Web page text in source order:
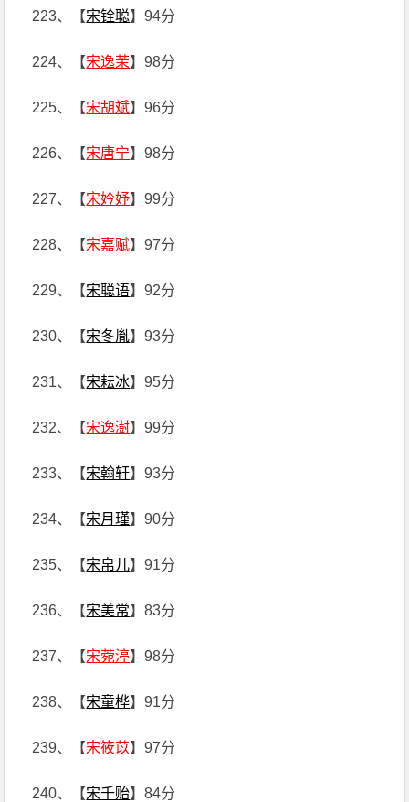
223、【宋铨聪】94分
224、【宋逸茉】98分
225、【宋胡斌】96分
226、【宋唐宁】98分
227、【宋妗妤】99分
228、【宋嘉赋】97分
229、【宋聪语】92分
230、【宋冬胤】93分
231、【宋耘冰】95分
232、【宋逸澍】99分
233、【宋翰轩】93分
234、【宋月瑾】90分
235、【宋帛儿】91分
236、【宋美常】83分
237、【宋菀渟】98分
238、【宋童桦】91分
239、【宋筱苡】97分
240、【宋千贻】84分